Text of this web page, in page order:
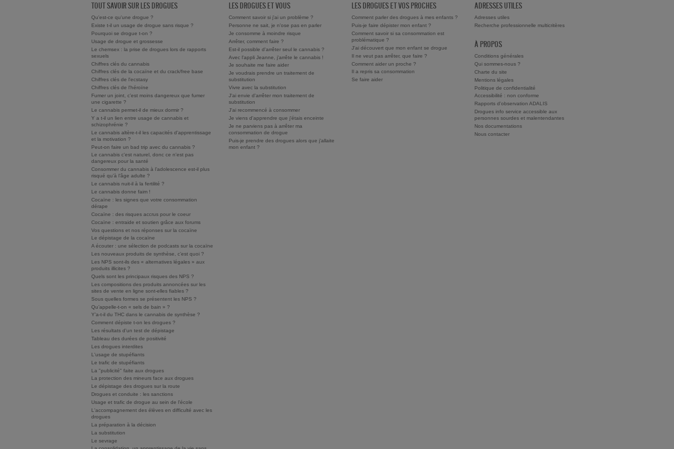
TOUT SAVOIR SUR LES DROGUES
Qu'est-ce qu'une drogue ?
Existe t-il un usage de drogue sans risque ?
Pourquoi se drogue t-on ?
Usage de drogue et grossesse
Le chemsex : la prise de drogues lors de rapports
sexuels
Chiffres clés du cannabis
Chiffres clés de la cocaïne et du crack/free base
Chiffres clés de l'ecstasy
Chiffres clés de l'héroïne
Fumer un joint, c’est moins dangereux que fumer
une cigarette ?
Le cannabis permet-il de mieux dormir ?
Y a t-il un lien entre usage de cannabis et
schizophrénie ?
Le cannabis altère-t-il les capacités d'apprentissage
et la motivation ?
Peut-on faire un bad trip avec du cannabis ?
Le cannabis c'est naturel, donc ce n'est pas
dangereux pour la santé
Consommer du cannabis à l’adolescence est-il plus
risqué qu’à l’âge adulte ?
Le cannabis nuit-il à la fertilité ?
Le cannabis donne faim !
Cocaïne : les signes que votre consommation
dérape
Cocaïne : des risques accrus pour le coeur
Cocaïne : entraide et soutien grâce aux forums
Vos questions et nos réponses sur la cocaïne
Le dépistage de la cocaïne
A écouter : une sélection de podcasts sur la cocaïne
Les nouveaux produits de synthèse, c’est quoi ?
Les NPS sont-ils des « alternatives légales » aux
produits illicites ?
Quels sont les principaux risques des NPS ?
Les compositions des produits annoncées sur les
sites de vente en ligne sont-elles fiables ?
Sous quelles formes se présentent les NPS ?
Qu’appelle-t-on « sels de bain » ?
Y’a-t-il du THC dans le cannabis de synthèse ?
Comment dépiste t-on les drogues ?
Les résultats d'un test de dépistage
Tableau des durées de positivité
Les drogues interdites
L'usage de stupéfiants
Le trafic de stupéfiants
La "publicité" faite aux drogues
La protection des mineurs face aux drogues
Le dépistage des drogues sur la route
Drogues et conduite : les sanctions
Usage et trafic de drogue au sein de l'école
L'accompagnement des élèves en difficulté avec les
drogues
La préparation à la décision
La substitution
Le sevrage
LES DROGUES ET VOUS
Comment savoir si j'ai un problème ?
Personne ne sait, je n'ose pas en parler
Je consomme à moindre risque
Arrêter, comment faire ?
Est-il possible d'arrêter seul le cannabis ?
Avec l'appli Jeanne, j'arrête le cannabis !
Je souhaite me faire aider
Je voudrais prendre un traitement de
substitution
Vivre avec la substitution
J'ai envie d'arrêter mon traitement de
substitution
J'ai recommencé à consommer
Je viens d'apprendre que j'étais enceinte
Je ne parviens pas à arrêter ma
consommation de drogue
Puis-je prendre des drogues alors que j'allaite
mon enfant ?
LES DROGUES ET VOS PROCHES
Comment parler des drogues à mes enfants ?
Puis-je faire dépister mon enfant ?
Comment savoir si sa consommation est
problématique ?
J'ai découvert que mon enfant se drogue
Il ne veut pas arrêter, que faire ?
Comment aider un proche ?
Il a repris sa consommation
Se faire aider
ADRESSES UTILES
Adresses utiles
Recherche professionnelle multicritères
À PROPOS
Conditions générales
Qui sommes-nous ?
Charte du site
Mentions légales
Politique de confidentialité
Accessibilité : non conforme
Rapports d'observation ADALIS
Drogues info service accessible aux
personnes sourdes et malentendantes
Nos documentations
Nous contacter